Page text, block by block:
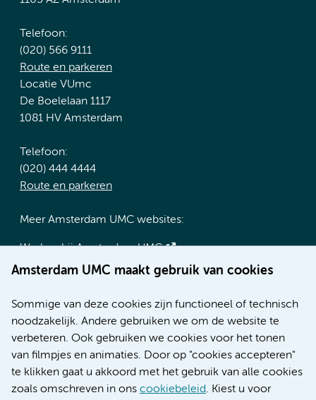
Amsterdam UMC maakt gebruik van cookies
Sommige van deze cookies zijn functioneel of technisch
noodzakelijk. Andere gebruiken we om de website te
verbeteren. Ook gebruiken we cookies voor het tonen
van filmpjes en animaties. Door op "cookies accepteren"
te klikken gaat u akkoord met het gebruik van alle cookies
zoals omschreven in ons cookiebeleid. Kiest u voor
Telefoon:
(020) 566 9111
Route en parkeren
Locatie VUmc
De Boelelaan 1117
1081 HV Amsterdam
Telefoon:
(020) 444 4444
Route en parkeren
Meer Amsterdam UMC websites:
Werken bij Amsterdam UMC
Over Amsterdam UMC
Research
Educatie locatie AMC
Educatie locatie VUmc